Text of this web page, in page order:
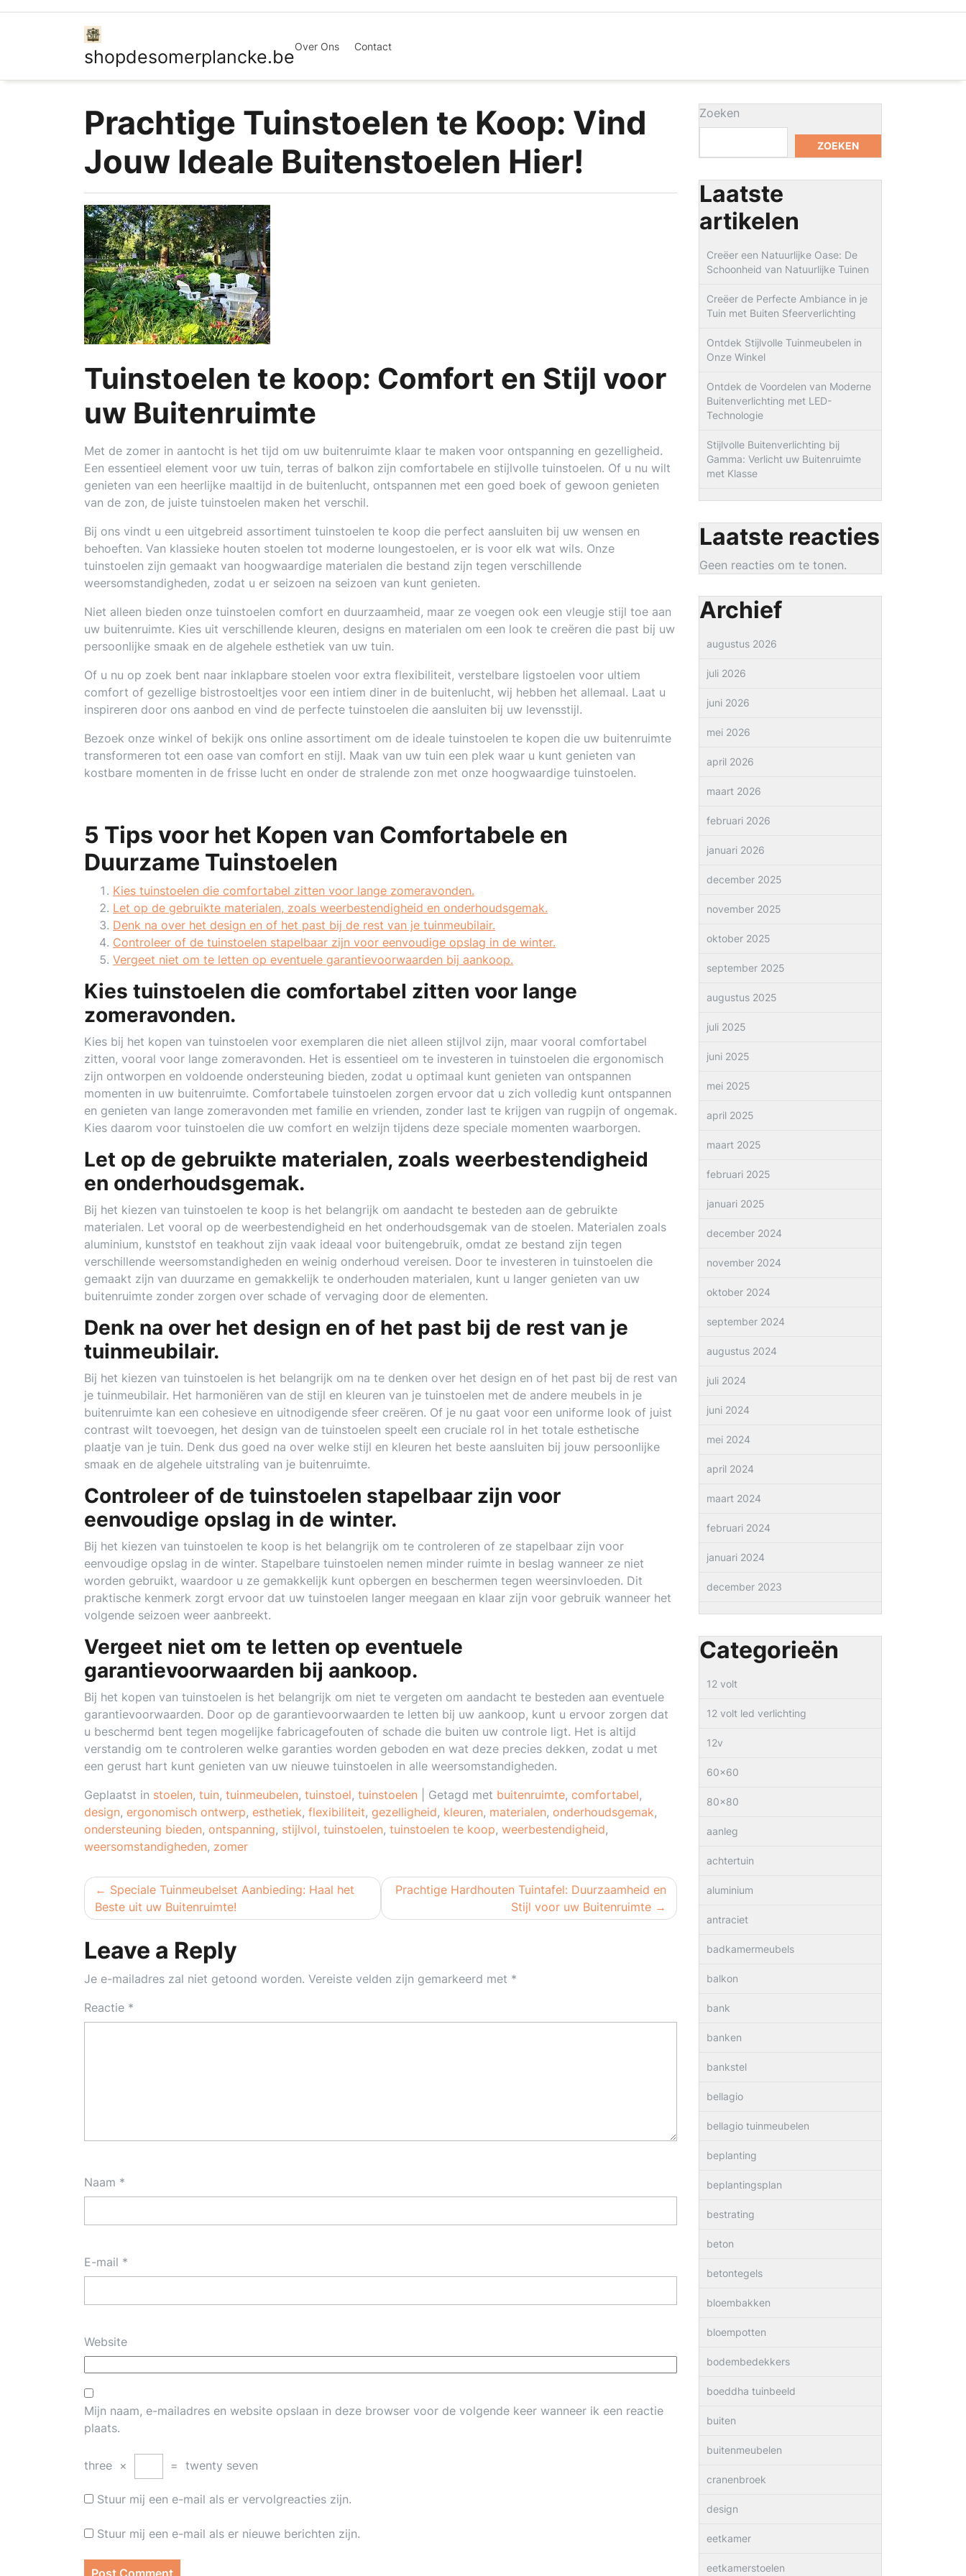
shopdesomerplancke.beOver Ons Contact
Prachtige Tuinstoelen te Koop: Vind
Jouw Ideale Buitenstoelen Hier!
Tuinstoelen te koop: Comfort en Stijl voor
uw Buitenruimte
Met de zomer in aantocht is het tijd om uw buitenruimte klaar te maken voor ontspanning en gezelligheid.
Een essentieel element voor uw tuin, terras of balkon zijn comfortabele en stijlvolle tuinstoelen. Of u nu wilt
genieten van een heerlijke maaltijd in de buitenlucht, ontspannen met een goed boek of gewoon genieten
van de zon, de juiste tuinstoelen maken het verschil.
Bij ons vindt u een uitgebreid assortiment tuinstoelen te koop die perfect aansluiten bij uw wensen en
behoeften. Van klassieke houten stoelen tot moderne loungestoelen, er is voor elk wat wils. Onze
tuinstoelen zijn gemaakt van hoogwaardige materialen die bestand zijn tegen verschillende
weersomstandigheden, zodat u er seizoen na seizoen van kunt genieten.
Niet alleen bieden onze tuinstoelen comfort en duurzaamheid, maar ze voegen ook een vleugje stijl toe aan
uw buitenruimte. Kies uit verschillende kleuren, designs en materialen om een look te creëren die past bij uw
persoonlijke smaak en de algehele esthetiek van uw tuin.
Of u nu op zoek bent naar inklapbare stoelen voor extra flexibiliteit, verstelbare ligstoelen voor ultiem
comfort of gezellige bistrostoeltjes voor een intiem diner in de buitenlucht, wij hebben het allemaal. Laat u
inspireren door ons aanbod en vind de perfecte tuinstoelen die aansluiten bij uw levensstijl.
Bezoek onze winkel of bekijk ons online assortiment om de ideale tuinstoelen te kopen die uw buitenruimte
transformeren tot een oase van comfort en stijl. Maak van uw tuin een plek waar u kunt genieten van
kostbare momenten in de frisse lucht en onder de stralende zon met onze hoogwaardige tuinstoelen.
5 Tips voor het Kopen van Comfortabele en
Duurzame Tuinstoelen
Kies tuinstoelen die comfortabel zitten voor lange zomeravonden.
Let op de gebruikte materialen, zoals weerbestendigheid en onderhoudsgemak.
Denk na over het design en of het past bij de rest van je tuinmeubilair.
Controleer of de tuinstoelen stapelbaar zijn voor eenvoudige opslag in de winter.
Vergeet niet om te letten op eventuele garantievoorwaarden bij aankoop.
Kies tuinstoelen die comfortabel zitten voor lange
zomeravonden.
Kies bij het kopen van tuinstoelen voor exemplaren die niet alleen stijlvol zijn, maar vooral comfortabel
zitten, vooral voor lange zomeravonden. Het is essentieel om te investeren in tuinstoelen die ergonomisch
zijn ontworpen en voldoende ondersteuning bieden, zodat u optimaal kunt genieten van ontspannen
momenten in uw buitenruimte. Comfortabele tuinstoelen zorgen ervoor dat u zich volledig kunt ontspannen
en genieten van lange zomeravonden met familie en vrienden, zonder last te krijgen van rugpijn of ongemak.
Kies daarom voor tuinstoelen die uw comfort en welzijn tijdens deze speciale momenten waarborgen.
Let op de gebruikte materialen, zoals weerbestendigheid
en onderhoudsgemak.
Bij het kiezen van tuinstoelen te koop is het belangrijk om aandacht te besteden aan de gebruikte
materialen. Let vooral op de weerbestendigheid en het onderhoudsgemak van de stoelen. Materialen zoals
aluminium, kunststof en teakhout zijn vaak ideaal voor buitengebruik, omdat ze bestand zijn tegen
verschillende weersomstandigheden en weinig onderhoud vereisen. Door te investeren in tuinstoelen die
gemaakt zijn van duurzame en gemakkelijk te onderhouden materialen, kunt u langer genieten van uw
buitenruimte zonder zorgen over schade of vervaging door de elementen.
Denk na over het design en of het past bij de rest van je
tuinmeubilair.
Bij het kiezen van tuinstoelen is het belangrijk om na te denken over het design en of het past bij de rest van
je tuinmeubilair. Het harmoniëren van de stijl en kleuren van je tuinstoelen met de andere meubels in je
buitenruimte kan een cohesieve en uitnodigende sfeer creëren. Of je nu gaat voor een uniforme look of juist
contrast wilt toevoegen, het design van de tuinstoelen speelt een cruciale rol in het totale esthetische
plaatje van je tuin. Denk dus goed na over welke stijl en kleuren het beste aansluiten bij jouw persoonlijke
smaak en de algehele uitstraling van je buitenruimte.
Controleer of de tuinstoelen stapelbaar zijn voor
eenvoudige opslag in de winter.
Bij het kiezen van tuinstoelen te koop is het belangrijk om te controleren of ze stapelbaar zijn voor
eenvoudige opslag in de winter. Stapelbare tuinstoelen nemen minder ruimte in beslag wanneer ze niet
worden gebruikt, waardoor u ze gemakkelijk kunt opbergen en beschermen tegen weersinvloeden. Dit
praktische kenmerk zorgt ervoor dat uw tuinstoelen langer meegaan en klaar zijn voor gebruik wanneer het
volgende seizoen weer aanbreekt.
Vergeet niet om te letten op eventuele
garantievoorwaarden bij aankoop.
Bij het kopen van tuinstoelen is het belangrijk om niet te vergeten om aandacht te besteden aan eventuele
garantievoorwaarden. Door op de garantievoorwaarden te letten bij uw aankoop, kunt u ervoor zorgen dat
u beschermd bent tegen mogelijke fabricagefouten of schade die buiten uw controle ligt. Het is altijd
verstandig om te controleren welke garanties worden geboden en wat deze precies dekken, zodat u met
een gerust hart kunt genieten van uw nieuwe tuinstoelen in alle weersomstandigheden.
Geplaatst in stoelen, tuin, tuinmeubelen, tuinstoel, tuinstoelen Getagd met buitenruimte, comfortabel,
design, ergonomisch ontwerp, esthetiek, flexibiliteit, gezelligheid, kleuren, materialen, onderhoudsgemak,
ondersteuning bieden, ontspanning, stijlvol, tuinstoelen, tuinstoelen te koop, weerbestendigheid,
weersomstandigheden, zomer
Berichtnavigatie
Speciale Tuinmeubelset Aanbieding: Haal het
Beste uit uw Buitenruimte!
Prachtige Hardhouten Tuintafel: Duurzaamheid en
Stijl voor uw Buitenruimte
Leave a Reply
Je e-mailadres zal niet getoond worden. Vereiste velden zijn gemarkeerd met *
Reactie *
Naam *
E-mail *
Website
Mijn naam, e-mailadres en website opslaan in deze browser voor de volgende keer wanneer ik een reactie
plaats.
three × = twenty seven
Stuur mij een e-mail als er vervolgreacties zijn.
Stuur mij een e-mail als er nieuwe berichten zijn.
Zoeken
ZOEKEN
Laatste
artikelen
Creëer een Natuurlijke Oase: De
Schoonheid van Natuurlijke Tuinen
Creëer de Perfecte Ambiance in je
Tuin met Buiten Sfeerverlichting
Ontdek Stijlvolle Tuinmeubelen in
Onze Winkel
Ontdek de Voordelen van Moderne
Buitenverlichting met LED-
Technologie
Stijlvolle Buitenverlichting bij
Gamma: Verlicht uw Buitenruimte
met Klasse
Laatste reacties
Geen reacties om te tonen.
Archief
augustus 2026
juli 2026
juni 2026
mei 2026
april 2026
maart 2026
februari 2026
januari 2026
december 2025
november 2025
oktober 2025
september 2025
augustus 2025
juli 2025
juni 2025
mei 2025
april 2025
maart 2025
februari 2025
januari 2025
december 2024
november 2024
oktober 2024
september 2024
augustus 2024
juli 2024
juni 2024
mei 2024
april 2024
maart 2024
februari 2024
januari 2024
december 2023
Categorieën
12 volt
12 volt led verlichting
12v
60×60
80×80
aanleg
achtertuin
aluminium
antraciet
badkamermeubels
balkon
bank
banken
bankstel
bellagio
bellagio tuinmeubelen
beplanting
beplantingsplan
bestrating
beton
betontegels
bloembakken
bloempotten
bodembedekkers
boeddha tuinbeeld
buiten
buitenmeubelen
cranenbroek
design
eetkamer
eetkamerstoelen